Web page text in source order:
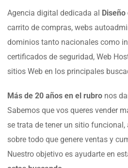
carrito de compras, webs
dominios tanto nacionales como
certificados de seguridad, Web
Más de 20 años en el rubro
Sabemos que vos queres vender
se trata de tener un sitio
sobre todo que genere ventas y
Nuestro objetivo es ayudarte en
estas buscando.